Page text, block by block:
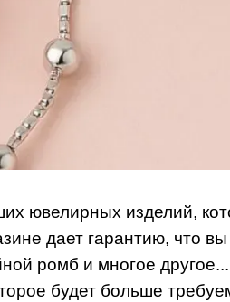
ювелирных изделий,
дает гарантию, что
ромб и многое
будет больше